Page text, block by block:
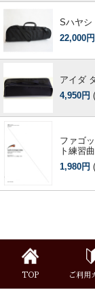
Sハヤシ
22,000円
アイダ
4,950円
ファゴ
ト練習
1,980円
TOP ご利用